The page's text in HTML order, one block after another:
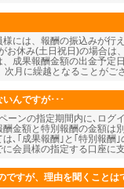
には、報酬の振込みが行
お休み(土日祝日)の場合は
成果報酬金額の出金予定
次月に繰越となることがご
んですが･･･
ーンの指定期間内に､ログ
金額と特別報酬の金額は
､｢成果報酬｣と｢特別報酬
会員様の指定する口座に
ですが、理由を聞くことは